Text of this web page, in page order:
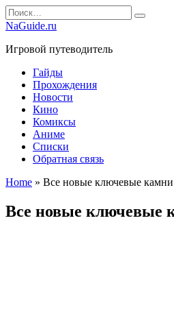
Перейти
к
Search
for:
NaGuide.ru
Игровой путеводитель
Гайды
Прохождения
Новости
Кино
Комиксы
Аниме
Списки
Обратная связь
Home » Все новые ключевые
Все новые ключевые